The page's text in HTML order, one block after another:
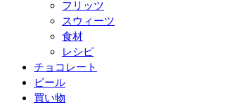
フリッツ
スウィーツ
食材
レシピ
チョコレート
ビール
買い物